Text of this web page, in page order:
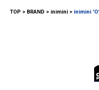
TOP BRAND inimini inimini